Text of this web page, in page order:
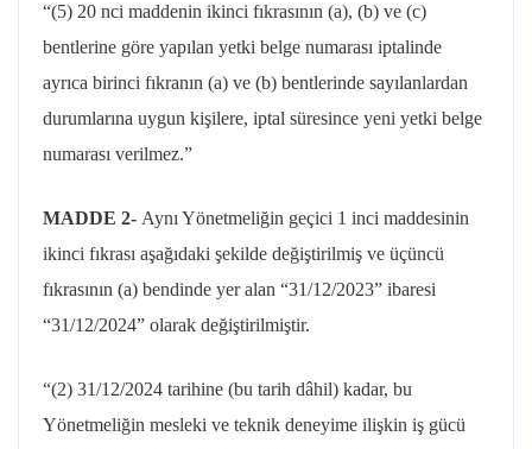
“(5) 20 nci maddenin ikinci fıkrasının (a), (b) ve (c)
bentlerine göre yapılan yetki belge numarası iptalinde
ayrıca birinci fıkranın (a) ve (b) bentlerinde sayılanlardan
durumlarına uygun kişilere, iptal süresince yeni yetki belge
numarası verilmez.”
MADDE 2- Aynı Yönetmeliğin geçici 1 inci maddesinin
ikinci fıkrası aşağıdaki şekilde değiştirilmiş ve üçüncü
fıkrasının (a) bendinde yer alan “31/12/2023” ibaresi
“31/12/2024” olarak değiştirilmiştir.
“(2) 31/12/2024 tarihine (bu tarih dâhil) kadar, bu
Yönetmeliğin mesleki ve teknik deneyime ilişkin iş gücü